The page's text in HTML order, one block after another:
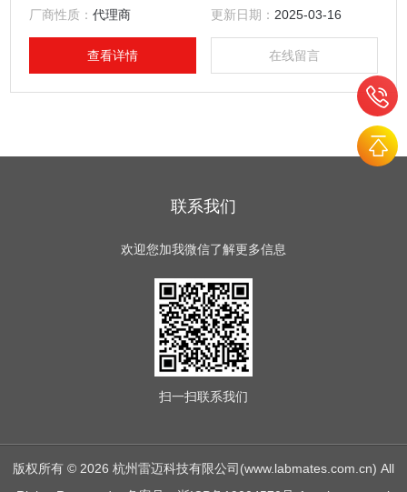
厂商性质：代理商 更新日期： 2025-03-16
查看详情 在线留言
联系我们
欢迎您加我微信了解更多信息
扫一扫联系我们
版权所有 © 2026 杭州雷迈科技有限公司(www.labmates.com.cn) All